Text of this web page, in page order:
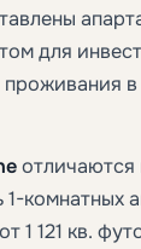
для
комнатных
1 121 кв.